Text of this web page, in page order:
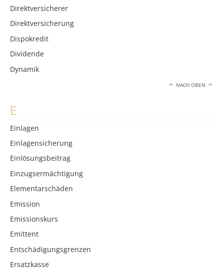
Direktversicherer
Direktversicherung
Dispokredit
Dividende
Dynamik
NACH OBEN
E
Einlagen
Einlagensicherung
Einlösungsbeitrag
Einzugsermächtigung
Elementarschäden
Emission
Emissionskurs
Emittent
Entschädigungsgrenzen
Ersatzkasse